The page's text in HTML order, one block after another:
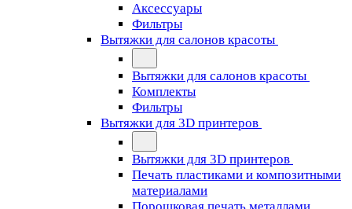
Аксессуары
Фильтры
Вытяжки для салонов красоты
Вытяжки для салонов красоты
Комплекты
Фильтры
Вытяжки для 3D принтеров
Вытяжки для 3D принтеров
Печать пластиками и композитными
материалами
Порошковая печать металлами